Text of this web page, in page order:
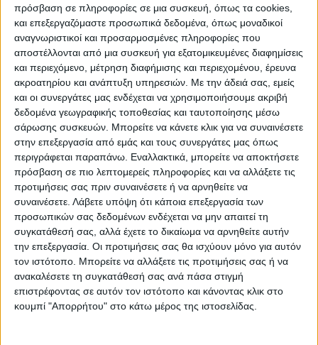
πρόσβαση σε πληροφορίες σε μια συσκευή, όπως τα cookies,
και επεξεργαζόμαστε προσωπικά δεδομένα, όπως μοναδικοί
αναγνωριστικοί και προσαρμοσμένες πληροφορίες που
αποστέλλονται από μια συσκευή για εξατομικευμένες διαφημίσεις
και περιεχόμενο, μέτρηση διαφήμισης και περιεχομένου, έρευνα
ακροατηρίου και ανάπτυξη υπηρεσιών. Με την άδειά σας, εμείς
και οι συνεργάτες μας ενδέχεται να χρησιμοποιήσουμε ακριβή
δεδομένα γεωγραφικής τοποθεσίας και ταυτοποίησης μέσω
σάρωσης συσκευών. Μπορείτε να κάνετε κλικ για να συναινέσετε
στην επεξεργασία από εμάς και τους συνεργάτες μας όπως
περιγράφεται παραπάνω. Εναλλακτικά, μπορείτε να αποκτήσετε
πρόσβαση σε πιο λεπτομερείς πληροφορίες και να αλλάξετε τις
προτιμήσεις σας πριν συναινέσετε ή να αρνηθείτε να
συναινέσετε. Λάβετε υπόψη ότι κάποια επεξεργασία των
προσωπικών σας δεδομένων ενδέχεται να μην απαιτεί τη
συγκατάθεσή σας, αλλά έχετε το δικαίωμα να αρνηθείτε αυτήν
την επεξεργασία. Οι προτιμήσεις σας θα ισχύουν μόνο για αυτόν
τον ιστότοπο. Μπορείτε να αλλάξετε τις προτιμήσεις σας ή να
ανακαλέσετε τη συγκατάθεσή σας ανά πάσα στιγμή
επιστρέφοντας σε αυτόν τον ιστότοπο και κάνοντας κλικ στο
κουμπί "Απορρήτου" στο κάτω μέρος της ιστοσελίδας.
οδηγίες της κυβέρνησης να ενημερώσει και
να στηρίξει τους κατοίκους του οικισμού
“Μαύρικα” (ενημέρωση, διανομή ειδών
καθαριότητας, παροχή τροφίμων, κ.α).
Ωστόσο οι ιδιαίτερες συνθήκες διαβίωσης
των ΡΟΜΑ δημιουργούν εύλογες ανησυχίες
για πιθανή προσβολή και εξάπλωση του
COVID 19.
Με βάση τα παραπάνω θα σας
παρακαλούσαμε όπως λάβετε τα
ενδεικνυόμενα μέτρα αντίστοιχα με αυτά
που ελήφθησαν για την περίπτωση της Ν.
Σμύρνης στη Λάρισα. Ειδικότερα θα
παρακαλούσαμε να γίνουν τα σχετικά
δειγματοληπτικά τεστ και να περιοριστεί η
κυκλοφορία από και προς τον οικισμό,